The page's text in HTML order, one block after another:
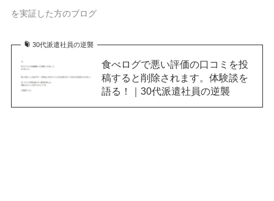
を実証した方のブログ
30代派遣社員の逆襲
食べログで悪い評価の口コミを投
稿すると削除されます。体験談を
語る！｜30代派遣社員の逆襲